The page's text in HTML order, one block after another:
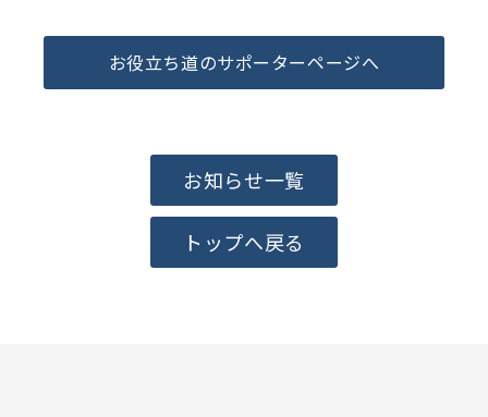
お役立ち道のサポーターページへ
お知らせ一覧
トップへ戻る